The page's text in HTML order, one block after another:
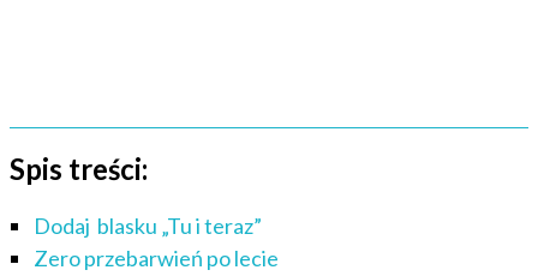
Spis treści:
Dodaj blasku „Tu i teraz”
Zero przebarwień po lecie